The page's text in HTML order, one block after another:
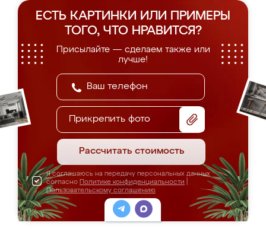
ЕСТЬ КАРТИНКИ ИЛИ ПРИМЕРЫ
ТОГО, ЧТО НРАВИТСЯ?
Присылайте — сделаем также или
лучше!
Прикрепить фото
Рассчитать стоимость
Я соглашаюсь на передачу персональных данных
согласно Политике конфиденциальности
Пользовательскому соглашению